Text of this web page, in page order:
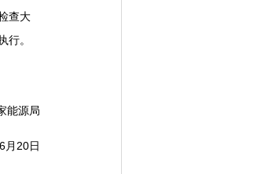
查大
行。
能源局
月20日